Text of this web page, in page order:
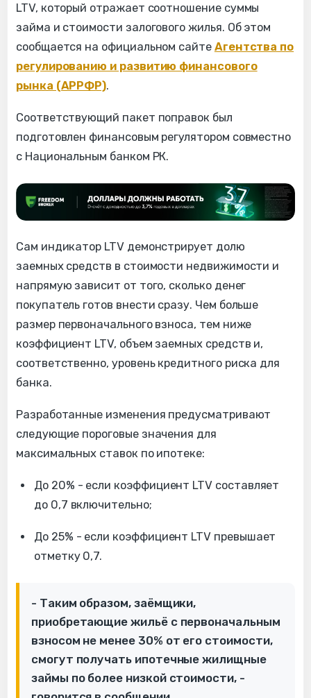
LTV, который отражает соотношение суммы
займа и стоимости залогового жилья. Об этом
сообщается на официальном сайте Агентства по
регулированию и развитию финансового
рынка (АРРФР).
Соответствующий пакет поправок был
подготовлен финансовым регулятором совместно
с Национальным банком РК.
Сам индикатор LTV демонстрирует долю
заемных средств в стоимости недвижимости и
напрямую зависит от того, сколько денег
покупатель готов внести сразу. Чем больше
размер первоначального взноса, тем ниже
коэффициент LTV, объем заемных средств и,
соответственно, уровень кредитного риска для
банка.
Разработанные изменения предусматривают
следующие пороговые значения для
максимальных ставок по ипотеке:
До 20% - если коэффициент LTV составляет
до 0,7 включительно;
До 25% - если коэффициент LTV превышает
отметку 0,7.
- Таким образом, заёмщики,
приобретающие жильё с первоначальным
взносом не менее 30% от его стоимости,
смогут получать ипотечные жилищные
займы по более низкой стоимости, -